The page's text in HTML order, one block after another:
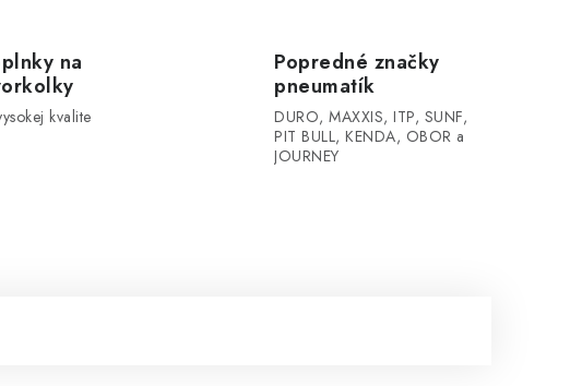
na
kvalite
Popredné značky
pneumatík
DURO, MAXXIS, ITP, SUNF,
PIT BULL, KENDA, OBOR a
JOURNEY